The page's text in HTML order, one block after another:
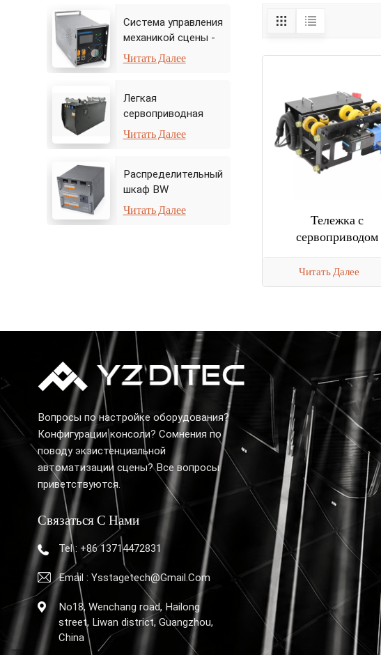
Система управления
механикой сцены -
Контроллер привода
Читать Далее
Легкая
сервоприводная
лебедка для
Читать Далее
Распределительный
шкаф BW
Читать Далее Тележка с
сервоприводом
Читать Далее
Вопросы по настройке оборудования?
Конфигурации консоли? Сомнения по
поводу экзистенциальной
автоматизации сцены? Все вопросы
приветствуются.
Связаться С Нами
Tel : +86 13714472831
Email : Ysstagetech@gmail.com
No18, Wenchang road, Hailong
street, Liwan district, Guangzhou,
China